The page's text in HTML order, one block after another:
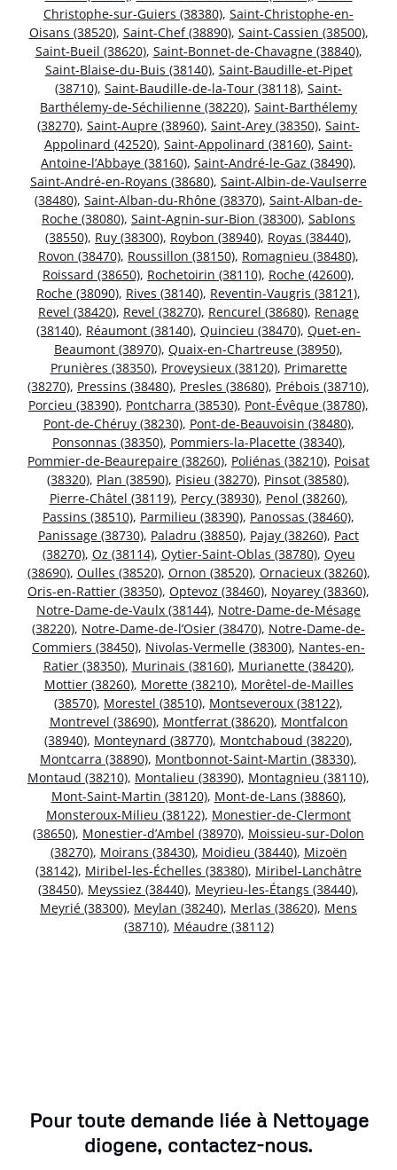
Christophe-sur-Guiers (38380), Saint-Christophe-en-
Oisans (38520), Saint-Chef (38890), Saint-Cassien (38500),
Saint-Bueil (38620), Saint-Bonnet-de-Chavagne (38840),
Saint-Blaise-du-Buis (38140), Saint-Baudille-et-Pipet
(38710), Saint-Baudille-de-la-Tour (38118), Saint-
Barthélemy-de-Séchilienne (38220), Saint-Barthélemy
(38270), Saint-Aupre (38960), Saint-Arey (38350), Saint-
Appolinard (42520), Saint-Appolinard (38160), Saint-
Antoine-l’Abbaye (38160), Saint-André-le-Gaz (38490),
Saint-André-en-Royans (38680), Saint-Albin-de-Vaulserre
(38480), Saint-Alban-du-Rhône (38370), Saint-Alban-de-
Roche (38080), Saint-Agnin-sur-Bion (38300), Sablons
(38550), Ruy (38300), Roybon (38940), Royas (38440),
Rovon (38470), Roussillon (38150), Romagnieu (38480),
Roissard (38650), Rochetoirin (38110), Roche (42600),
Roche (38090), Rives (38140), Reventin-Vaugris (38121),
Revel (38420), Revel (38270), Rencurel (38680), Renage
(38140), Réaumont (38140), Quincieu (38470), Quet-en-
Beaumont (38970), Quaix-en-Chartreuse (38950),
Prunières (38350), Proveysieux (38120), Primarette
(38270), Pressins (38480), Presles (38680), Prébois (38710),
Porcieu (38390), Pontcharra (38530), Pont-Évêque (38780),
Pont-de-Chéruy (38230), Pont-de-Beauvoisin (38480),
Ponsonnas (38350), Pommiers-la-Placette (38340),
Pommier-de-Beaurepaire (38260), Poliénas (38210), Poisat
(38320), Plan (38590), Pisieu (38270), Pinsot (38580),
Pierre-Châtel (38119), Percy (38930), Penol (38260),
Passins (38510), Parmilieu (38390), Panossas (38460),
Panissage (38730), Paladru (38850), Pajay (38260), Pact
(38270), Oz (38114), Oytier-Saint-Oblas (38780), Oyeu
(38690), Oulles (38520), Ornon (38520), Ornacieux (38260),
Oris-en-Rattier (38350), Optevoz (38460), Noyarey (38360),
Notre-Dame-de-Vaulx (38144), Notre-Dame-de-Mésage
(38220), Notre-Dame-de-l’Osier (38470), Notre-Dame-de-
Commiers (38450), Nivolas-Vermelle (38300), Nantes-en-
Ratier (38350), Murinais (38160), Murianette (38420),
Mottier (38260), Morette (38210), Morêtel-de-Mailles
(38570), Morestel (38510), Montseveroux (38122),
Montrevel (38690), Montferrat (38620), Montfalcon
(38940), Monteynard (38770), Montchaboud (38220),
Montcarra (38890), Montbonnot-Saint-Martin (38330),
Montaud (38210), Montalieu (38390), Montagnieu (38110),
Mont-Saint-Martin (38120), Mont-de-Lans (38860),
Monsteroux-Milieu (38122), Monestier-de-Clermont
(38650), Monestier-d’Ambel (38970), Moissieu-sur-Dolon
(38270), Moirans (38430), Moidieu (38440), Mizoën
(38142), Miribel-les-Échelles (38380), Miribel-Lanchâtre
(38450), Meyssiez (38440), Meyrieu-les-Étangs (38440),
Meyrié (38300), Meylan (38240), Merlas (38620), Mens
(38710), Méaudre (38112)
Pour toute demande liée à Nettoyage
diogene, contactez-nous.